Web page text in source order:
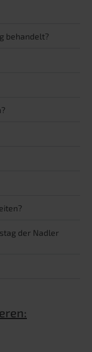
behandelt?
der Nadler